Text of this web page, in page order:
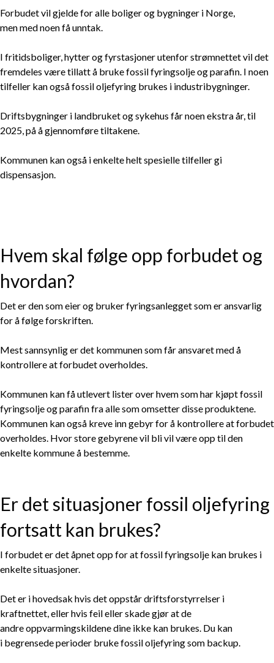
Forbudet vil gjelde for alle boliger og bygninger i Norge,
men med noen få unntak.
I fritidsboliger, hytter og fyrstasjoner utenfor strømnettet vil det
fremdeles være tillatt å bruke fossil fyringsolje og parafin. I noen
tilfeller kan også fossil oljefyring brukes i industribygninger.
Driftsbygninger i landbruket og sykehus får noen ekstra år, til
2025, på å gjennomføre tiltakene.
Kommunen kan også i enkelte helt spesielle tilfeller gi
dispensasjon.
Hvem skal følge opp forbudet og
hvordan?
Det er den som eier og bruker fyringsanlegget som er ansvarlig
for å følge forskriften.
Mest sannsynlig er det kommunen som får ansvaret med å
kontrollere at forbudet overholdes.
Kommunen kan få utlevert lister over hvem som har kjøpt fossil
fyringsolje og parafin fra alle som omsetter disse produktene.
Kommunen kan også kreve inn gebyr for å kontrollere at forbudet
overholdes. Hvor store gebyrene vil bli vil være opp til den
enkelte kommune å bestemme.
Er det situasjoner fossil oljefyring
fortsatt kan brukes?
I forbudet er det åpnet opp for at fossil fyringsolje kan brukes i
enkelte situasjoner.
Det er i hovedsak hvis det oppstår driftsforstyrrelser i
kraftnettet, eller hvis feil eller skade gjør at de
andre oppvarmingskildene dine ikke kan brukes. Du kan
i begrensede perioder bruke fossil oljefyring som backup.